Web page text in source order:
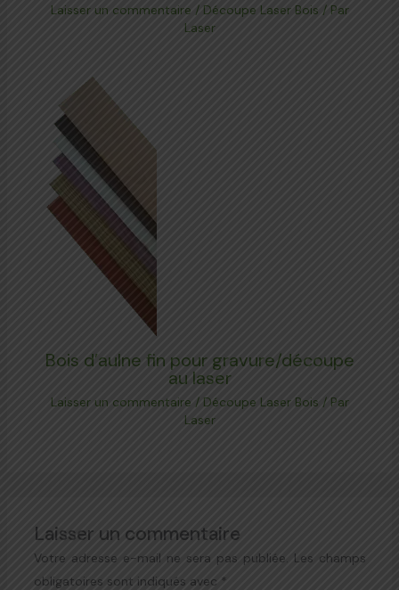
Laisser un commentaire / Découpe Laser Bois / Par
Laser
Bois d’aulne fin pour gravure/découpe
au laser
Laisser un commentaire / Découpe Laser Bois / Par
Laser
Laisser un commentaire
Votre adresse e-mail ne sera pas publiée. Les champs
obligatoires sont indiqués avec *